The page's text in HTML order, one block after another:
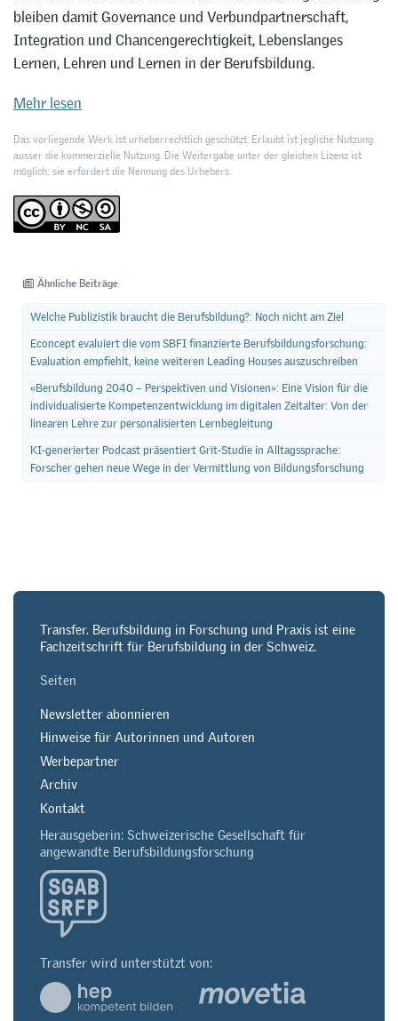
bleiben damit Governance und Verbundpartnerschaft,
Integration und Chancengerechtigkeit, Lebenslanges
Lernen, Lehren und Lernen in der Berufsbildung.
Mehr lesen
Das vorliegende Werk ist urheberrechtlich geschützt. Erlaubt ist jegliche Nutzung
ausser die kommerzielle Nutzung. Die Weitergabe unter der gleichen Lizenz ist
möglich; sie erfordert die Nennung des Urhebers.
Ähnliche Beiträge
Welche Publizistik braucht die Berufsbildung?: Noch nicht am Ziel
Econcept evaluiert die vom SBFI finanzierte Berufsbildungsforschung:
Evaluation empfiehlt, keine weiteren Leading Houses auszuschreiben
«Berufsbildung 2040 – Perspektiven und Visionen»: Eine Vision für die
individualisierte Kompetenzentwicklung im digitalen Zeitalter: Von der
linearen Lehre zur personalisierten Lernbegleitung
KI-generierter Podcast präsentiert Grit-Studie in Alltagssprache:
Forscher gehen neue Wege in der Vermittlung von Bildungsforschung
Transfer. Berufsbildung in Forschung und Praxis ist eine
Fachzeitschrift für Berufsbildung in der Schweiz.
Seiten
Newsletter abonnieren
Hinweise für Autorinnen und Autoren
Werbepartner
Archiv
Kontakt
Herausgeberin: Schweizerische Gesellschaft für
angewandte Berufsbildungsforschung
Transfer wird unterstützt von: